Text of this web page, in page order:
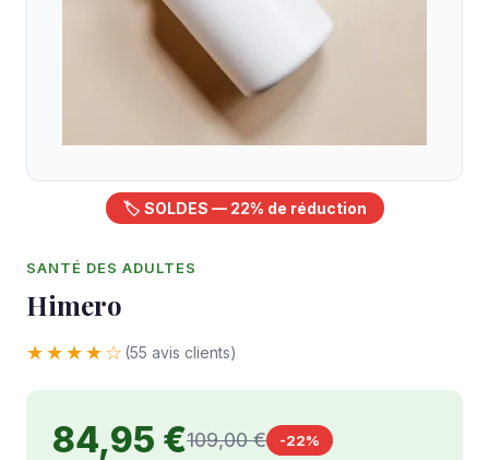
🏷️ SOLDES — 22% de réduction
SANTÉ DES ADULTES
Himero
★★★★☆ (55 avis clients)
84,95 €109,00 € -22%